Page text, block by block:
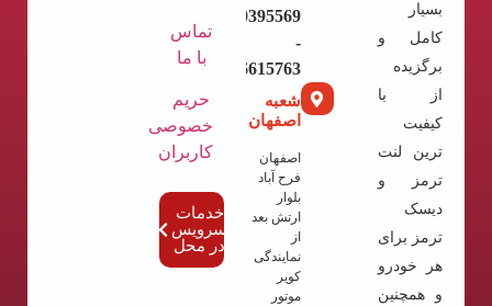
بسیار
کامل و
برگزیده
از با
کیفیت
ترین لنت
ترمز و
دیسک
ترمز برای
هر خودرو
و همچنین
09120395569
-
02136615763
شعبه
اصفهان
اصفهان
فرح آباد
بلوار
ارتش بعد
از
نمایندگی
کویر
موتور
تماس
با ما
حریم
خصوصی
کاربران
خدمات
سرویس
در محل